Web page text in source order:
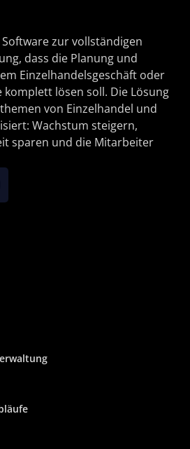
zur vollständigen
dass die Planung und
Einzelhandelsgeschäft oder
lösen soll. Die Lösung
von Einzelhandel und
Wachstum steigern,
sparen und die Mitarbeiter